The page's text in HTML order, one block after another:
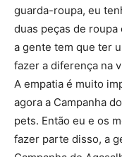
guarda-roupa, eu
duas peças de
a gente tem que ter
fazer a diferença na
A empatia é muito
agora a Campanha
pets. Então eu e os
fazer parte disso, a